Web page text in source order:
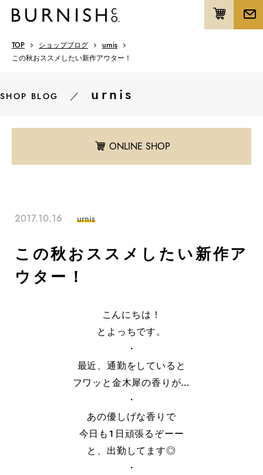
TOP ショップブログ
urnis
この秋おススメしたい新作アウター！
SHOP BLOG ／ urnis
ONLINE SHOP
2017.10.16 urnis
この秋おススメしたい新作ア
ウター！
こんにちは！
とよっちです。
・
最近、通勤をしていると
フワッと金木犀の香りが…
・
あの優しげな香りで
今日も１日頑張るぞーー
と、出勤してます◎
・